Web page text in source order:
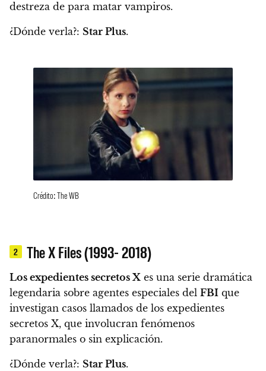
destreza de para matar vampiros.
¿Dónde verla?: Star Plus.
Crédito: The WB
2 The X Files (1993- 2018)
Los expedientes secretos X es una serie dramática
legendaria sobre agentes especiales del FBI que
investigan casos llamados de los expedientes
secretos X, que involucran fenómenos
paranormales o sin explicación.
¿Dónde verla?: Star Plus.